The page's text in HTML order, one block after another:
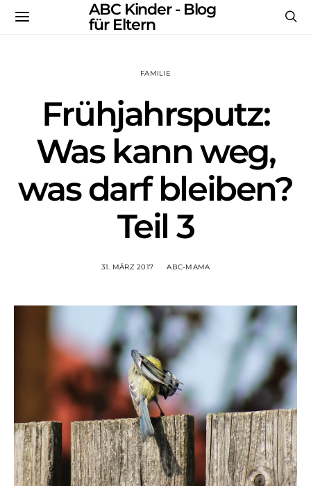
ABC Kinder - Blog
für Eltern
FAMILIE
Frühjahrsputz:
Was kann weg,
was darf bleiben?
Teil 3
31. MÄRZ 2017 ABC-MAMA